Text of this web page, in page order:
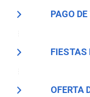
PAGO
FIESTAS
OFERTA